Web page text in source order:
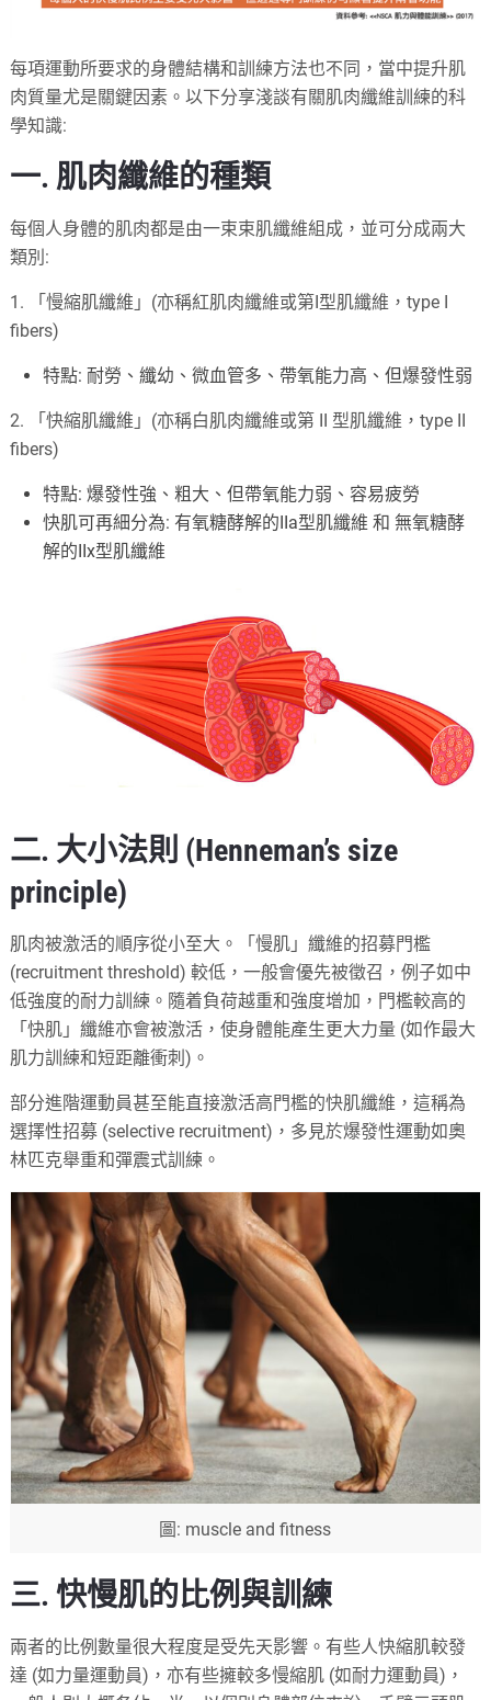
每項運動所要求的身體結構和訓練方法也不同，當中提升肌
肉質量尤是關鍵因素。以下分享淺談有關肌肉纖維訓練的科
學知識:
一. 肌肉纖維的種類
每個人身體的肌肉都是由一束束肌纖維組成，並可分成兩大
類別:
1. 「慢縮肌纖維」(亦稱紅肌肉纖維或第I型肌纖維，type I
fibers)
特點: 耐勞、纖幼、微血管多、帶氧能力高、但爆發性弱
2. 「快縮肌纖維」(亦稱白肌肉纖維或第 II 型肌纖維，type II
fibers)
特點: 爆發性強、粗大、但帶氧能力弱、容易疲勞
快肌可再細分為: 有氧糖酵解的IIa型肌纖維 和 無氧糖酵
解的IIx型肌纖維
二. 大小法則 (Henneman’s size
principle)
肌肉被激活的順序從小至大。「慢肌」纖維的招募門檻
(recruitment threshold) 較低，一般會優先被徵召，例子如中
低強度的耐力訓練。隨着負荷越重和強度增加，門檻較高的
「快肌」纖維亦會被激活，使身體能產生更大力量 (如作最大
肌力訓練和短距離衝刺)。
部分進階運動員甚至能直接激活高門檻的快肌纖維，這稱為
選擇性招募 (selective recruitment)，多見於爆發性運動如奧
林匹克舉重和彈震式訓練。
圖: muscle and fitness
三. 快慢肌的比例與訓練
兩者的比例數量很大程度是受先天影響。有些人快縮肌較發
達 (如力量運動員)，亦有些擁較多慢縮肌 (如耐力運動員)，